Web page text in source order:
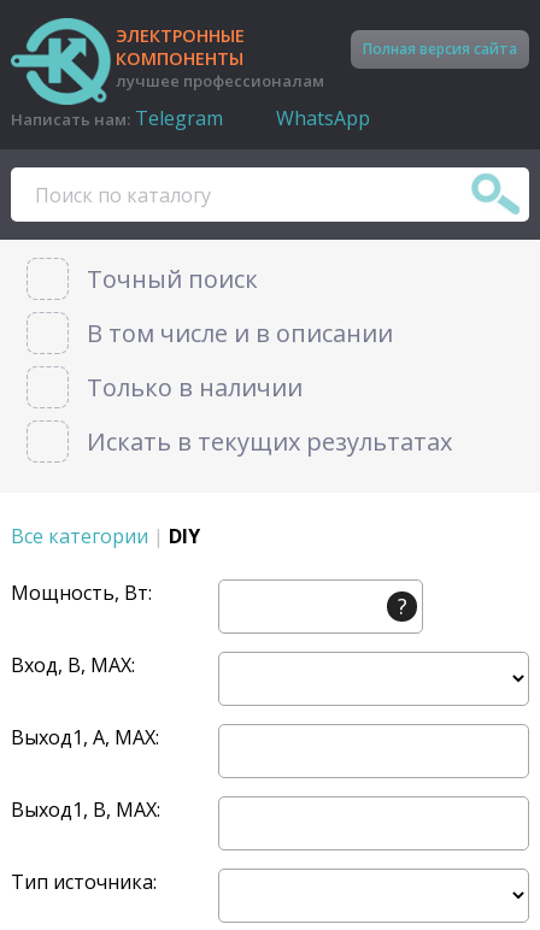
ЭЛЕКТРОННЫЕ
КОМПОНЕНТЫ
лучшее профессионалам
Полная версия сайта
Написать нам: Telegram WhatsApp
Точный поиск
В том числе и в описании
Только в наличии
Искать в текущих результатах
Все категории | DIY
Мощность, Вт: ?
Вход, В, MAX:
Выход1, A, MAX:
Выход1, В, MAX:
Тип источника: